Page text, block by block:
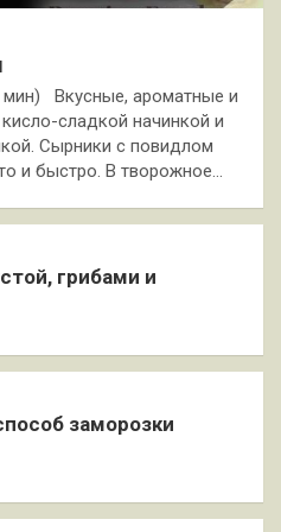
мин) Вкусные, ароматные и
сладкой начинкой и
Сырники с повидлом
и быстро. В творожное…
грибами и
заморозки